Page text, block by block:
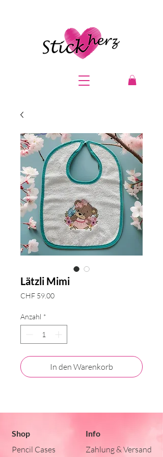
Lätzli Mimi
CHF 59.00Preis
Anzahl *
In den Warenkorb
Shop
Pencil Cases
Info
Zahlung & Versand